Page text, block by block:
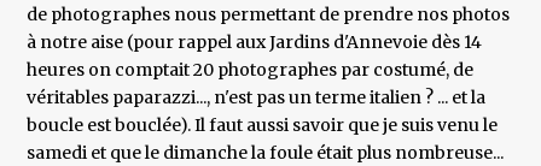
de photographes nous permettant de prendre nos photos
à notre aise (pour rappel aux Jardins d'Annevoie dès 14
heures on comptait 20 photographes par costumé, de
véritables paparazzi..., n'est pas un terme italien ? ... et la
boucle est bouclée). Il faut aussi savoir que je suis venu le
samedi et que le dimanche la foule était plus nombreuse...